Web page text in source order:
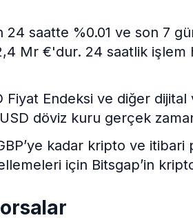
24 saatte %0.01 ve son 7
Mr €'dur. 24 saatlik işlem
Fiyat Endeksi ve diğer
döviz kuru gerçek
kadar kripto ve itibari
için Bitsgap’in